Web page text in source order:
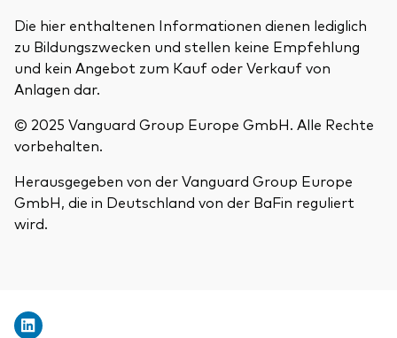
Die hier enthaltenen Informationen dienen lediglich
zu Bildungszwecken und stellen keine Empfehlung
und kein Angebot zum Kauf oder Verkauf von
Anlagen dar.
© 2025 Vanguard Group Europe GmbH. Alle Rechte
vorbehalten.
Herausgegeben von der Vanguard Group Europe
GmbH, die in Deutschland von der BaFin reguliert
wird.